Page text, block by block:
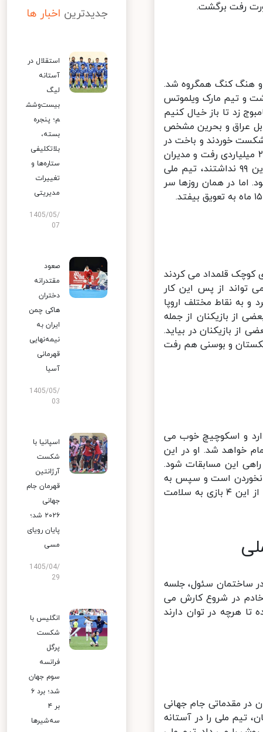
رفت برگشت.
و هنگ کنگ همگروه شد.
و تیم مارک ویلموتس
۰ پیروز شد و در تهران هم ۱۴ گل به کامبوج زد تا باز خیال کنیم
عراق و بحرین مشخص
خوردند و باخت در
پایانی مقابل عراق هم آب سردی بود روی سر فوتبال ما. ویلموتس ۲۰۰ میلیاردی رفت و مدیران
وقت فدراسیون که زمان زیادی برای بازی های انتخابی جام جهانی در فروردین ۹۹ نداشتند، تیم ملی
اما در همان روزها سر
قلمداد می کردند
تواند از پس این کار
به نقاط مختلف اروپا
از بازیکنان از جمله
بازیکنان در بیاید.
و بوسنی هم رفت
مهم را در پیش دارد و اسکوچیچ خوب می
تمام خواهد شد. او در این
این مسابقات شود.
است و سپس به
فکر گل زدن. او روش بازی نتیجه گرا را در پیش گرفته تا بتواند تیم ملی را از این ۴ بازی به سلامت
ساختمان سئول، جلسه
در شروع کارش می
هرچه در توان دارند
مقدماتی جام جهانی
تیم ملی را در آستانه
جدیدترین اخبار ها
استقلال در
آستانه
لیگ
بیست‌وشش
م؛ پنجره
بسته،
بلاتکلیفی
ستاره‌ها و
تغییرات
مدیریتی
1405/05/
07
صعود
مقتدرانه
دختران
هاکی چمن
ایران به
نیمه‌نهایی
قهرمانی
آسیا
1405/05/
03
اسپانیا با
شکست
آرژانتین
قهرمان جام
جهانی
۲۰۲۶ شد؛
پایان رویای
مسی
1405/04/
29
انگلیس با
شکست
پرگل
فرانسه
سوم جهان
شد؛ برد ۶
بر ۴
سه‌شیرها